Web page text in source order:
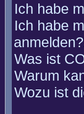
Ich habe
Ich habe
Was ist
Warum
Wozu ist